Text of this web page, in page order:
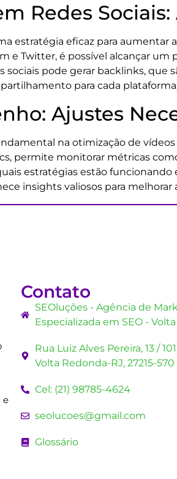
Redes
estratégia eficaz para
e Twitter, é possível alcançar
pode gerar backlinks, que
para cada
Ajustes
na otimização de
permite monitorar métricas
estratégias estão
insights valiosos para melhorar
e
Contato
SEOluções - Agência de
Especializada em SEO -
Rua Luiz Alves Pereira, 13 /
Volta Redonda-RJ, 27215-570
Cel: (21) 98785-4624
seolucoes@gmail.com
Glossário